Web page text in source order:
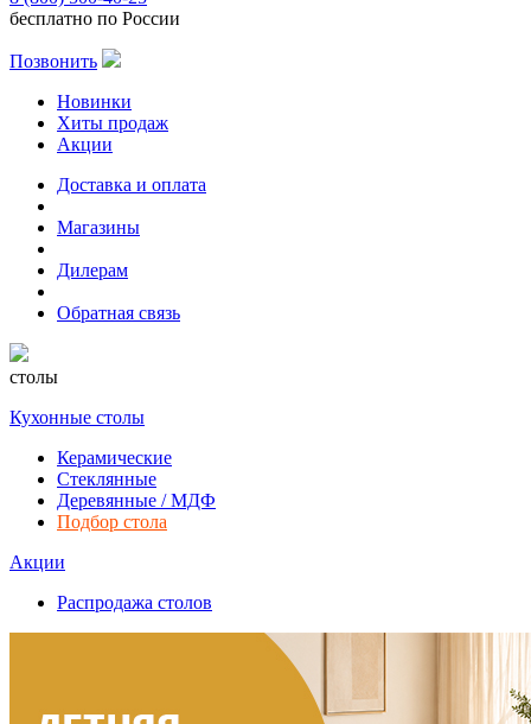
бесплатно по России
Позвонить
Новинки
Хиты продаж
Акции
Доставка и оплата
Магазины
Дилерам
Обратная связь
столы
Кухонные столы
Керамические
Стеклянные
Деревянные / МДФ
Подбор стола
Акции
Распродажа столов